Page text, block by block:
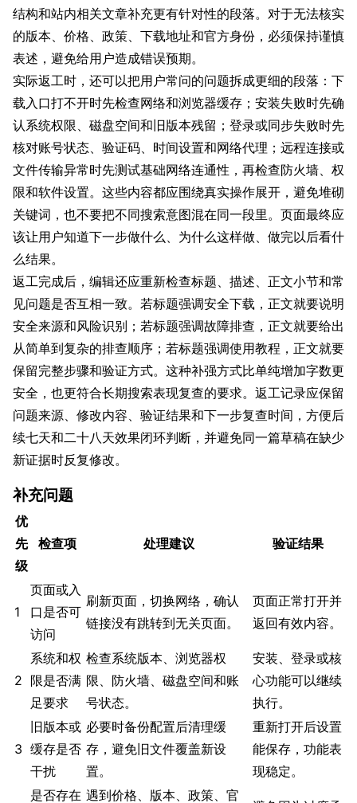
结构和站内相关文章补充更有针对性的段落。对于无法核实
的版本、价格、政策、下载地址和官方身份，必须保持谨慎
表述，避免给用户造成错误预期。
实际返工时，还可以把用户常问的问题拆成更细的段落：下
载入口打不开时先检查网络和浏览器缓存；安装失败时先确
认系统权限、磁盘空间和旧版本残留；登录或同步失败时先
核对账号状态、验证码、时间设置和网络代理；远程连接或
文件传输异常时先测试基础网络连通性，再检查防火墙、权
限和软件设置。这些内容都应围绕真实操作展开，避免堆砌
关键词，也不要把不同搜索意图混在同一段里。页面最终应
该让用户知道下一步做什么、为什么这样做、做完以后看什
么结果。
返工完成后，编辑还应重新检查标题、描述、正文小节和常
见问题是否互相一致。若标题强调安全下载，正文就要说明
安全来源和风险识别；若标题强调故障排查，正文就要给出
从简单到复杂的排查顺序；若标题强调使用教程，正文就要
保留完整步骤和验证方式。这种补强方式比单纯增加字数更
安全，也更符合长期搜索表现复查的要求。返工记录应保留
问题来源、修改内容、验证结果和下一步复查时间，方便后
续七天和二十八天效果闭环判断，并避免同一篇草稿在缺少
新证据时反复修改。
补充问题
优
先
级
检查项 处理建议 验证结果
1
页面或入
口是否可
访问
刷新页面，切换网络，确认
链接没有跳转到无关页面。
页面正常打开并
返回有效内容。
2
系统和权
限是否满
足要求
检查系统版本、浏览器权
限、防火墙、磁盘空间和账
号状态。
安装、登录或核
心功能可以继续
执行。
3
旧版本或
缓存是否
干扰
必要时备份配置后清理缓
存，避免旧文件覆盖新设
置。
重新打开后设置
能保存，功能表
现稳定。
是否存在 遇到价格、版本、政策、官